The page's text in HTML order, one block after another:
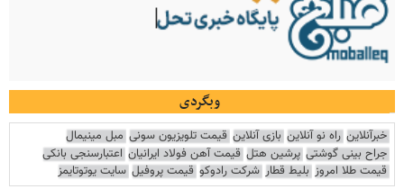
وبگردی
خبرآنلاین راه نو آنلاین بازی آنلاین قیمت تلویزیون سونی مبل مینیمال
جراح بینی گوشتی پرشین هتل قیمت آهن فولاد ایرانیان اعتبارسنجی بانکی
قیمت طلا امروز بلیط قطار شرکت رادوکو قیمت پروفیل سایت یوتوتایمز